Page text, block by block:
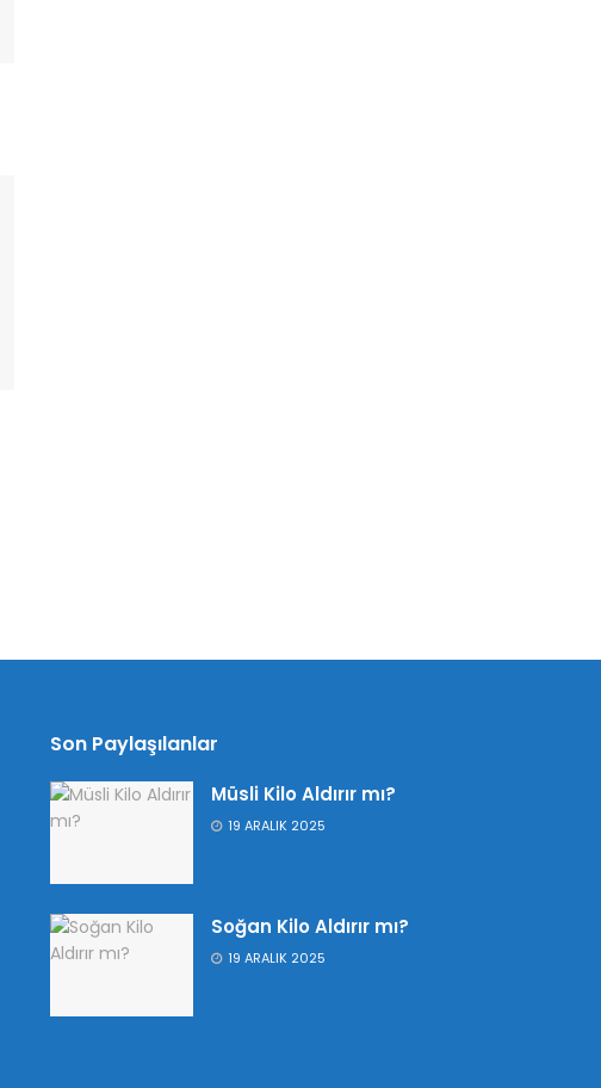
Son Paylaşılanlar
Müsli Kilo Aldırır mı?
19 ARALIK 2025
Soğan Kilo Aldırır mı?
19 ARALIK 2025